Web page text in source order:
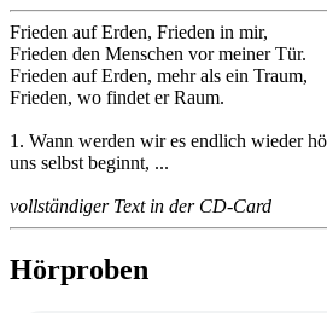
Frieden auf Erden, Frieden in mir,
Frieden den Menschen vor meiner Tür.
Frieden auf Erden, mehr als ein Traum,
Frieden, wo findet er Raum.
1. Wann werden wir es endlich wieder
uns selbst beginnt, ...
vollständiger Text in der CD-Card
Hörproben